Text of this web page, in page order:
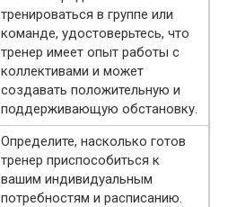
тренироваться в группе или
команде, удостоверьтесь, что
тренер имеет опыт работы с
коллективами и может
создавать положительную и
поддерживающую обстановку.
Определите, насколько готов
тренер приспособиться к
вашим индивидуальным
потребностям и расписанию.